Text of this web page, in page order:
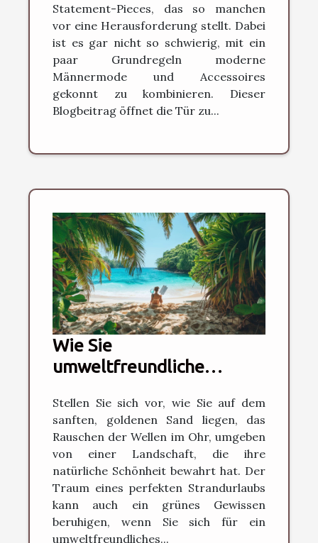
Statement-Pieces, das so manchen
vor eine Herausforderung stellt. Dabei
ist es gar nicht so schwierig, mit ein
paar Grundregeln moderne
Männermode und Accessoires
gekonnt zu kombinieren. Dieser
Blogbeitrag öffnet die Tür zu...
Wie Sie
umweltfreundliche
auswählen
Stellen Sie sich vor, wie Sie auf dem
sanften, goldenen Sand liegen, das
Rauschen der Wellen im Ohr, umgeben
von einer Landschaft, die ihre
natürliche Schönheit bewahrt hat. Der
Traum eines perfekten Strandurlaubs
kann auch ein grünes Gewissen
beruhigen, wenn Sie sich für ein
umweltfreundliches...